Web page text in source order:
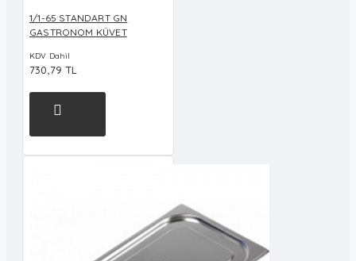
1/1-65 STANDART GN
GASTRONOM KÜVET
KDV Dahil
730,79 TL